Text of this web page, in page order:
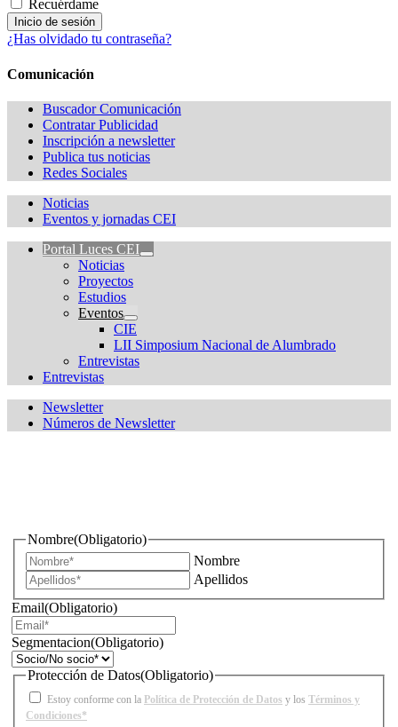
Recuérdame
¿Has olvidado tu contraseña?
Comunicación
Buscador Comunicación
Contratar Publicidad
Inscripción a newsletter
Publica tus noticias
Redes Sociales
Noticias
Eventos y jornadas CEI
Portal Luces CEI
Noticias
Proyectos
Estudios
Eventos
CIE
LII Simposium Nacional de Alumbrado
Entrevistas
Entrevistas
Newsletter
Números de Newsletter
Nombre(Obligatorio)
Nombre
Apellidos
Email(Obligatorio)
Segmentacion(Obligatorio)
Protección de Datos(Obligatorio)
Estoy conforme con la Política de Protección de Datos y los Términos y
Condiciones*